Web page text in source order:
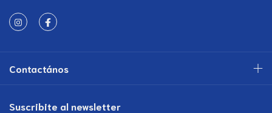
Contactános
Suscribite al newsletter